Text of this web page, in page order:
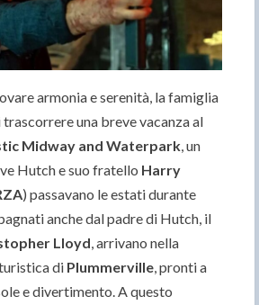
armonia e serenità, la famiglia
una breve vacanza al
Midway and Waterpark , un
Hutch e suo fratello Harry
) passavano le estati durante
anche dal padre di Hutch, il
Lloyd , arrivano nella
di Plummerville , pronti a
e divertimento. A questo